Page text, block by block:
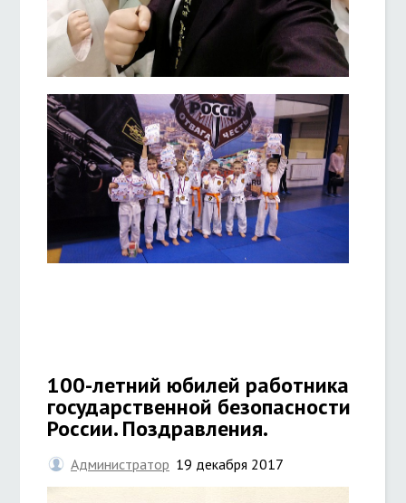
100-летний юбилей работника
государственной безопасности
России. Поздравления.
Администратор 19 декабря 2017